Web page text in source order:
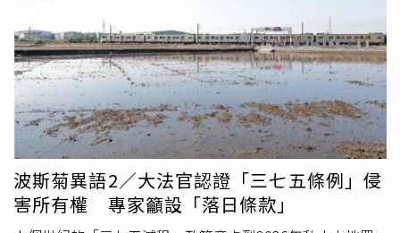
任何人保管或代辦。
頭牛分裝後寄送到北京。她將過程分享到網路後，引發大量
網友討論，不少人留言表示「父母太疼女兒了」、「這份愛
真的很實在」。常女士也透露，母親在電話中只簡單說了一
句「你身體好了，媽心裡就踏實了。」雖然話語平淡，卻讓
她十分感動。她表示，父母平時不太善於表達情感，但總會
用最實際的方式關心孩子，希望她能多補充營養、早日恢復
健康。不少網友也在留言區分享類似經驗，認為父母的愛往
往不在華麗的言語，而是在生活細節中展現。有人形容，這
一箱牛肉不只是食物，更像是一份「定心丸」，象徵家人的
牽掛與關懷。對許多在外地打拼的子女而言，即使年紀漸
波斯菊異語2／大法官認證「三七五條例」侵
害所有權 專家籲設「落日條款」